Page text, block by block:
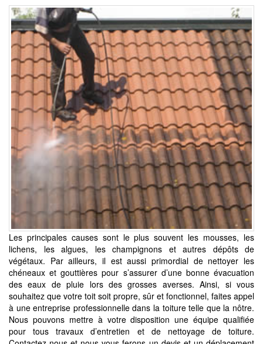
Les principales causes sont le plus souvent les mousses, les
lichens, les algues, les champignons et autres dépôts de
végétaux. Par ailleurs, il est aussi primordial de nettoyer les
chéneaux et gouttières pour s’assurer d’une bonne évacuation
des eaux de pluie lors des grosses averses. Ainsi, si vous
souhaitez que votre toit soit propre, sûr et fonctionnel, faites appel
à une entreprise professionnelle dans la toiture telle que la nôtre.
Nous pouvons mettre à votre disposition une équipe qualifiée
pour tous travaux d’entretien et de nettoyage de toiture.